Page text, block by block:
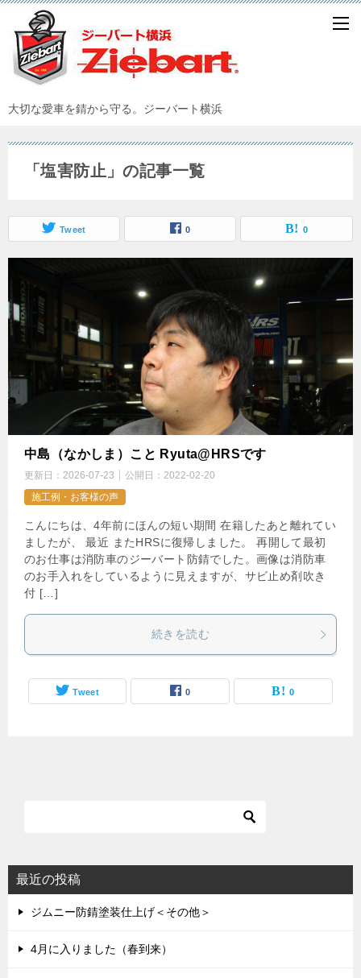
大切な愛車を錆から守る。ジーバート横浜
「塩害防止」の記事一覧
Tweet 0 0
中島（なかしま）こと Ryuta@HRSです
更新日： 2026-07-23 公開日： 2022-02-20
施工例・お客様の声
こんにちは、4年前にほんの短い期間 在籍したあと離れてい
ましたが、 最近 またHRSに復帰しました。 再開して最初
のお仕事は消防車のジーバート防錆でした。画像は消防車
のお手入れをしているように見えますが、サビ止め剤吹き
付 […]
続きを読む
Tweet 0 0
最近の投稿
ジムニー防錆塗装仕上げ＜その他＞
4月に入りました（春到来）